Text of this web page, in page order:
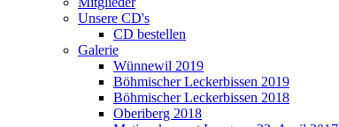
Unsere CD's
CD bestellen
Galerie
Wünnewil 2019
Böhmischer Leckerbissen 2019
Böhmischer Leckerbissen 2018
Oberiberg 2018